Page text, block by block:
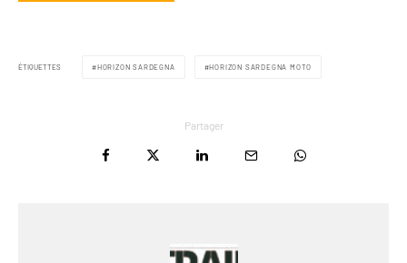
ÉTIQUETTES HORIZON SARDEGNA HORIZON SARDEGNA MOTO
Partager